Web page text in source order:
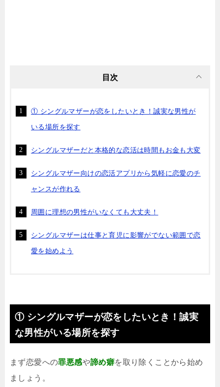
目次
① シングルマザーが恋をしたいとき！誠実な男性が
いる場所を探す
シングルマザーだと本格的な恋活は時間もお金も大変
シングルマザー向けの恋活アプリから気軽に恋愛のチ
ャンスが作れる
周囲に理想の男性がいなくても大丈夫！
シングルマザーは仕事と育児に影響がでない範囲で恋
愛を始めよう
① シングルマザーが恋をしたいとき！誠実
な男性がいる場所を探す
まず恋愛への罪悪感や諦め癖を取り除くことから始め
ましょう。